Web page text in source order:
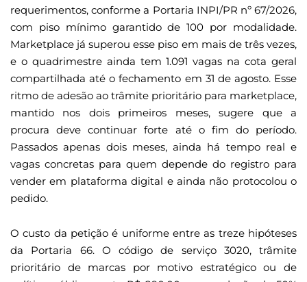
requerimentos, conforme a Portaria INPI/PR nº 67/2026,
com piso mínimo garantido de 100 por modalidade.
Marketplace já superou esse piso em mais de três vezes,
e o quadrimestre ainda tem 1.091 vagas na cota geral
compartilhada até o fechamento em 31 de agosto. Esse
ritmo de adesão ao trâmite prioritário para marketplace,
mantido nos dois primeiros meses, sugere que a
procura deve continuar forte até o fim do período.
Passados apenas dois meses, ainda há tempo real e
vagas concretas para quem depende do registro para
vender em plataforma digital e ainda não protocolou o
pedido.
O custo da petição é uniforme entre as treze hipóteses
da Portaria 66. O código de serviço 3020, trâmite
prioritário de marcas por motivo estratégico ou de